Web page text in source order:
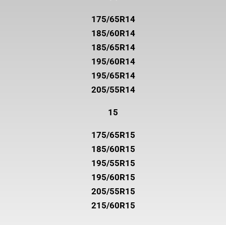
175/65R14
185/60R14
185/65R14
195/60R14
195/65R14
205/55R14
15
175/65R15
185/60R15
195/55R15
195/60R15
205/55R15
215/60R15